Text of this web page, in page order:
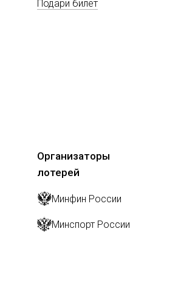
Подари билет
Организаторы
лотерей
Минфин России
Минспорт России